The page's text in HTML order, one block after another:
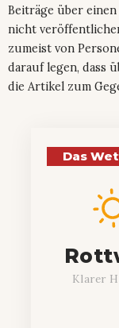
Beiträge über
nicht
zumeist von
darauf legen, dass
die Artikel zum
Das
Klarer